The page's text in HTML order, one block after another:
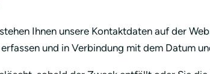
Ihnen unsere Kontaktdaten auf der
und in Verbindung mit dem Datum